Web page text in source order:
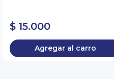
$ 15.000
Agregar al carro